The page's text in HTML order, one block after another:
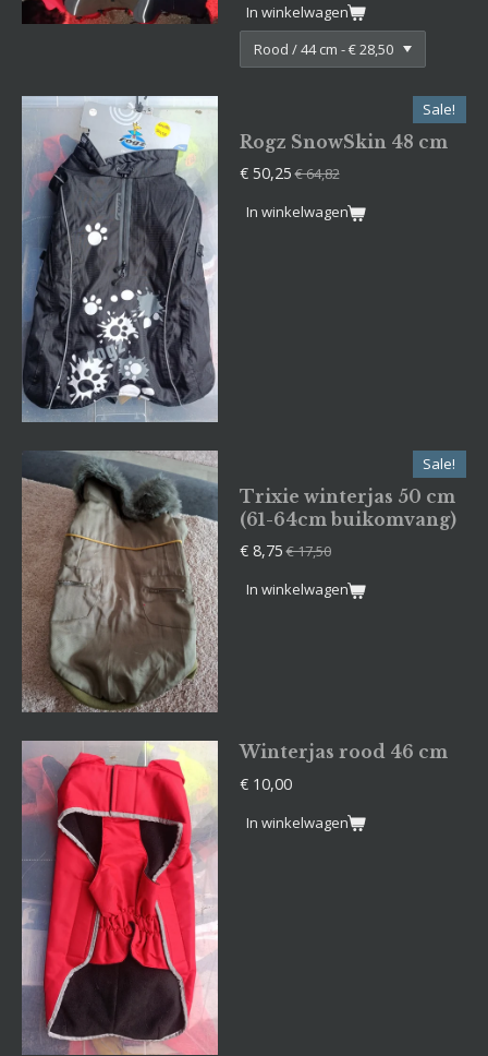
In winkelwagen
Sale!
Rogz SnowSkin 48 cm
€ 50,25€ 64,82
In winkelwagen
Sale!
Trixie winterjas 50 cm
(61-64cm buikomvang)
€ 8,75€ 17,50
In winkelwagen
Winterjas rood 46 cm
€ 10,00
In winkelwagen